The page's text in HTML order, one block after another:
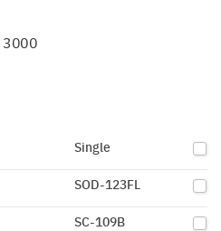
3000
Single
SOD-123FL
SC-109B